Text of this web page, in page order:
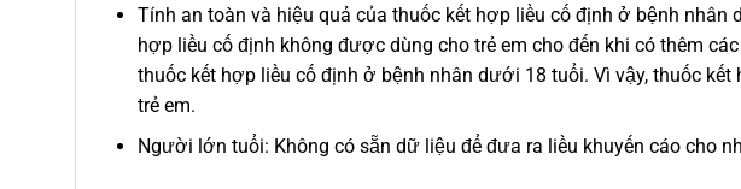
Tính an toàn và hiệu quả của thuốc kết hợp liều cố định ở bệnh
hợp liều cố định không được dùng cho trẻ em cho đến khi có thêm
thuốc kết hợp liều cố định ở bệnh nhân dưới 18 tuổi. Vì vậy, thuốc
trẻ em.
Người lớn tuổi: Không có sẵn dữ liệu để đưa ra liều khuyến cáo cho